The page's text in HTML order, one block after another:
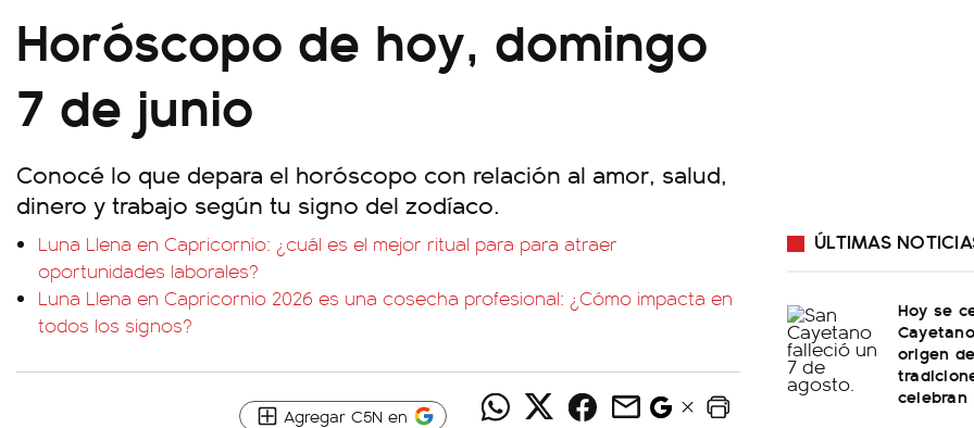
Horóscopo de hoy, domingo
7 de junio
Conocé lo que depara el horóscopo con relación al amor, salud,
dinero y trabajo según tu signo del zodíaco.
Luna Llena en Capricornio: ¿cuál es el mejor ritual para para atraer
oportunidades laborales?
Luna Llena en Capricornio 2026 es una cosecha profesional: ¿Cómo impacta en
todos los signos?
Agregar C5N en
ÚLTIMAS
Hoy se
origen
celebran